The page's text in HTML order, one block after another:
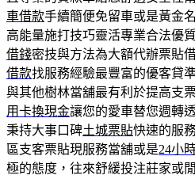
車借款手續簡便免留車或是黃金
高能量施打技巧靈活專業合法優
借錢密技與方法為大額代辦票貼
借款找服務經驗最豐富的優客貸
與其他樹林當舖最有利於提高支
用卡換現金讓您的愛車替您週轉
秉持大事口碑土城票貼快速的服
區支客票貼現服務當舖或是24小
極的態度，往來舒緩投注莊家或